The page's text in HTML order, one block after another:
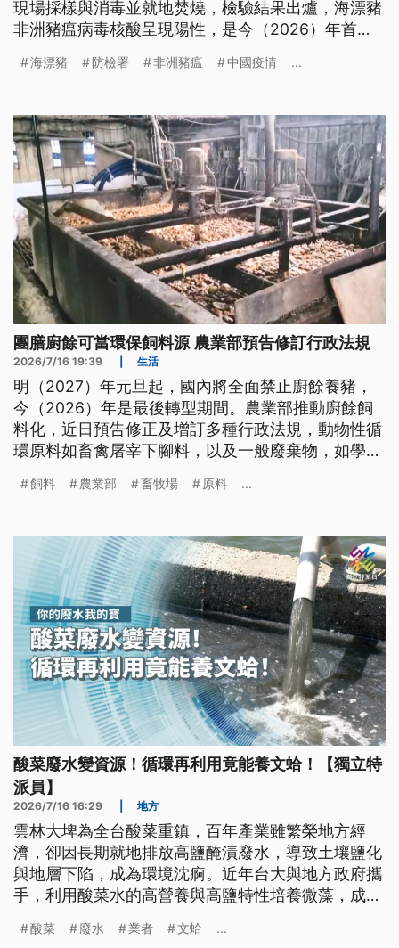
現場採樣與消毒並就地焚燒，檢驗結果出爐，海漂豬
非洲豬瘟病毒核酸呈現陽性，是今（2026）年首
島，農業部再公告擴大暫停金門豬肉與其他加工製品
海漂豬 防檢署 非洲豬瘟 中國疫情 ...
團膳廚餘可當環保飼料源 農業部預告修訂行政法規
2026/7/16 19:39 生活
明（2027）年元旦起，國內將全面禁止廚餘養豬，
今（2026）年是最後轉型期間。農業部推動廚餘飼
料化，近日預告修正及增訂多種行政法規，動物性循
環原料如畜禽屠宰下腳料，以及一般廢棄物，如學
源，作為廚餘養豬戶的替代性飼料。另外，也將加速
飼料 農業部 畜牧場 原料 ...
酸菜廢水變資源！循環再利用竟能養文蛤！【獨立特
派員】
2026/7/16 16:29 地方
雲林大埤為全台酸菜重鎮，百年產業雖繁榮地方經
濟，卻因長期就地排放高鹽醃漬廢水，導致土壤鹽化
與地層下陷，成為環境沈痾。近年台大與地方政府攜
手，利用酸菜水的高營養與高鹽特性培養微藻，成功
低養殖成本，更提升抗氣候風險能力，提供環境治理
酸菜 廢水 業者 文蛤 ...